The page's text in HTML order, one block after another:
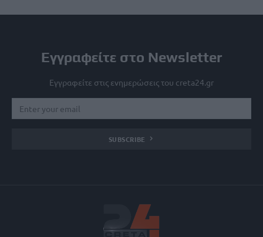
Εγγραφείτε στο Newsletter
Εγγραφείτε στις ενημερώσεις του creta24.gr
SUBSCRIBE